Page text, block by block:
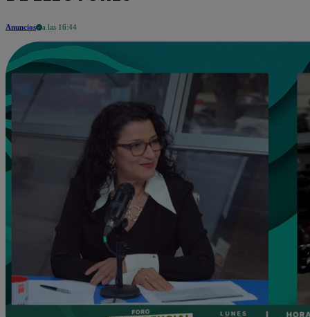
Anuncios a las 16:44